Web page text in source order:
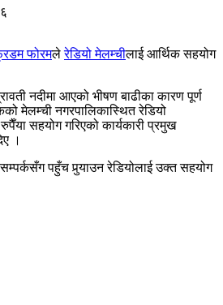
फोरमलेरेडियो मेलम्चीलाई आर्थिक सहयोग
नदीमा आएको भीषण बाढीका कारण पूर्ण
मेलम्ची नगरपालिकास्थित रेडियो
सहयोग गरिएको कार्यकारी प्रमुख
।
पहुँच पुर्‍याउन रेडियोलाई उक्त सहयोग